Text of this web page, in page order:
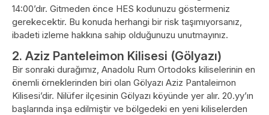
14:00’dır. Gitmeden önce HES kodunuzu göstermeniz
gerekecektir. Bu konuda herhangi bir risk taşımıyorsanız,
ibadeti izleme hakkına sahip olduğunuzu unutmayınız.
2. Aziz Panteleimon Kilisesi (Gölyazı)
Bir sonraki durağımız, Anadolu Rum Ortodoks kiliselerinin en
önemli örneklerinden biri olan Gölyazı Aziz Pantaleimon
Kilisesi’dir. Nilüfer ilçesinin Gölyazı köyünde yer alır. 20.yy’ın
başlarında inşa edilmiştir ve bölgedeki en yeni kiliselerden